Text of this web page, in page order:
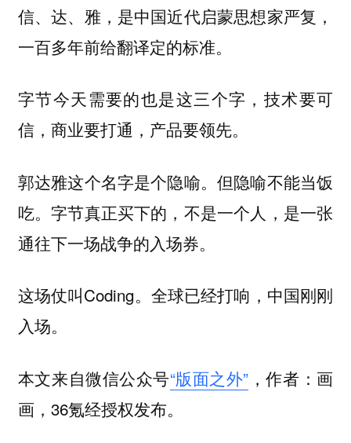
信、达、雅，是中国近代启蒙思想家严复，
一百多年前给翻译定的标准。
字节今天需要的也是这三个字，技术要可
信，商业要打通，产品要领先。
郭达雅这个名字是个隐喻。但隐喻不能当饭
吃。字节真正买下的，不是一个人，是一张
通往下一场战争的入场券。
这场仗叫Coding。全球已经打响，中国刚刚
入场。
本文来自微信公众号“版面之外” ，作者：画
画，36氪经授权发布。